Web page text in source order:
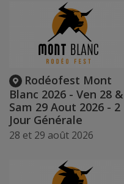
Rodéofest Mont
Blanc 2026 - Ven 28 &
Sam 29 Aout 2026 - 2
Jour Générale
28 et 29 août 2026